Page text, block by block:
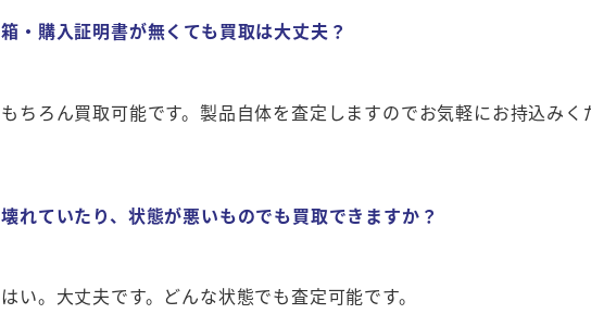
箱・購入証明書が無くても買取は大丈夫？
もちろん買取可能です。製品自体を査定しますのでお気軽にお持込みく
壊れていたり、状態が悪いものでも買取できますか？
はい。大丈夫です。どんな状態でも査定可能です。